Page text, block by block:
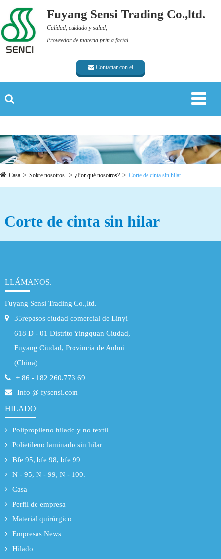
Fuyang Sensi Trading Co.,ltd.
Calidad, cuidado y salud,
Proveedor de materia prima facial
Contactar con el
proveedor
Casa Sobre nosotros. ¿Por qué nosotros? Corte de cinta sin hilar
Corte de cinta sin hilar
LLÁMANOS.
Fuyang Sensi Trading Co.,ltd.
35repasos ciudad comercial de Linyi
618 D - 01 Distrito Yingquan Ciudad,
Fuyang Ciudad, Provincia de Anhui
(China)
+ 86 - 182 260.773 69
Info @ fysensi.com
HILADO
Polipropileno hilado y no textil
Polietileno laminado sin hilar
Bfe 95, bfe 98, bfe 99
N - 95, N - 99, N - 100.
Casa
Perfil de empresa
Material quirúrgico
Empresas News
Hilado